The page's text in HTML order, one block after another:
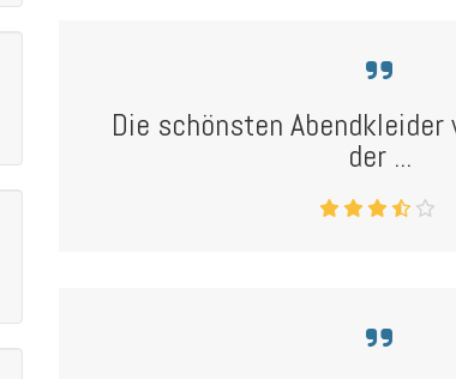
Die schönsten Abendkleider
der ...